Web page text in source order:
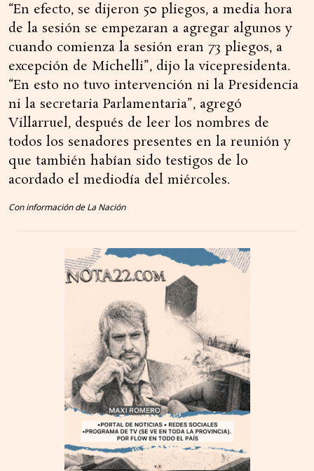
“En efecto, se dijeron 50 pliegos, a media hora
de la sesión se empezaran a agregar algunos y
cuando comienza la sesión eran 73 pliegos, a
excepción de Michelli”, dijo la vicepresidenta.
“En esto no tuvo intervención ni la Presidencia
ni la secretaria Parlamentaria”, agregó
Villarruel, después de leer los nombres de
todos los senadores presentes en la reunión y
que también habían sido testigos de lo
acordado el mediodía del miércoles.
Con información de La Nación